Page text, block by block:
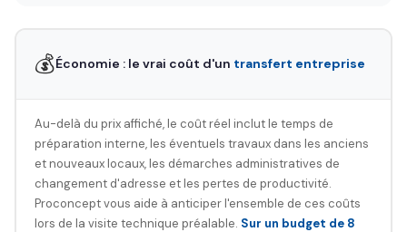
💰Économie : le vrai coût d'un transfert entreprise
Au-delà du prix affiché, le coût réel inclut le temps de
préparation interne, les éventuels travaux dans les anciens
et nouveaux locaux, les démarches administratives de
changement d'adresse et les pertes de productivité.
Proconcept vous aide à anticiper l'ensemble de ces coûts
lors de la visite technique préalable. Sur un budget de 8